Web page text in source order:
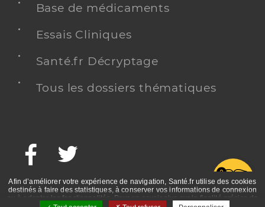
Base de médicaments
Essais Cliniques
Santé.fr Décryptage
Tous les dossiers thématiques
Facebook
Afin d’améliorer votre expérience de navigation, Santé.fr utilise des cookies
destinés à faire des statistiques, à conserver vos informations de connexion
ou à adapter les fonctionnalités. Pour en savoir plus sur la finalité précise de